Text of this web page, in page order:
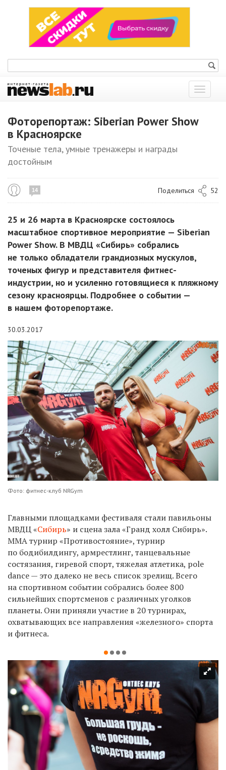
Показать
меню
Фоторепортаж: Siberian Power Show
в Красноярске
Точеные тела, умные тренажеры и награды
достойным
14 Поделиться 52
25 и 26 марта в Красноярске состоялось
масштабное спортивное мероприятие — Siberian
Power Show. В МВДЦ «Сибирь» собрались
не только обладатели грандиозных мускулов,
точеных фигур и представителя фитнес-
индустрии, но и усиленно готовящиеся к пляжному
сезону красноярцы. Подробнее о событии —
в нашем фоторепортаже.
30.03.2017
Фото: фитнес-клуб NRGym
Главными площадками фестиваля стали павильоны
МВДЦ «Сибирь» и сцена зала «Гранд холл Сибирь».
ММА турнир «Противостояние», турнир
по бодибилдингу, армрестлинг, танцевальные
состязания, гиревой спорт, тяжелая атлетика, pole
dance — это далеко не весь список зрелищ. Всего
на спортивном событии собрались более 800
сильнейших спортсменов с различных уголков
планеты. Они приняли участие в 20 турнирах,
охватывающих все направления «железного» спорта
и фитнеса.